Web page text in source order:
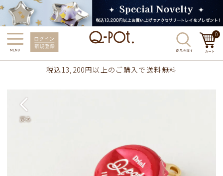
0
税込13,200円以上のご購入で送料無料